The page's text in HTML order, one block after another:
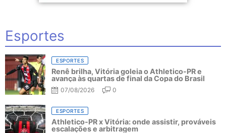
Esportes
ESPORTES
Renê brilha, Vitória goleia o Athletico-PR e
avança às quartas de final da Copa do Brasil
07/08/2026 0
ESPORTES
Athletico-PR x Vitória: onde assistir, prováveis
escalações e arbitragem